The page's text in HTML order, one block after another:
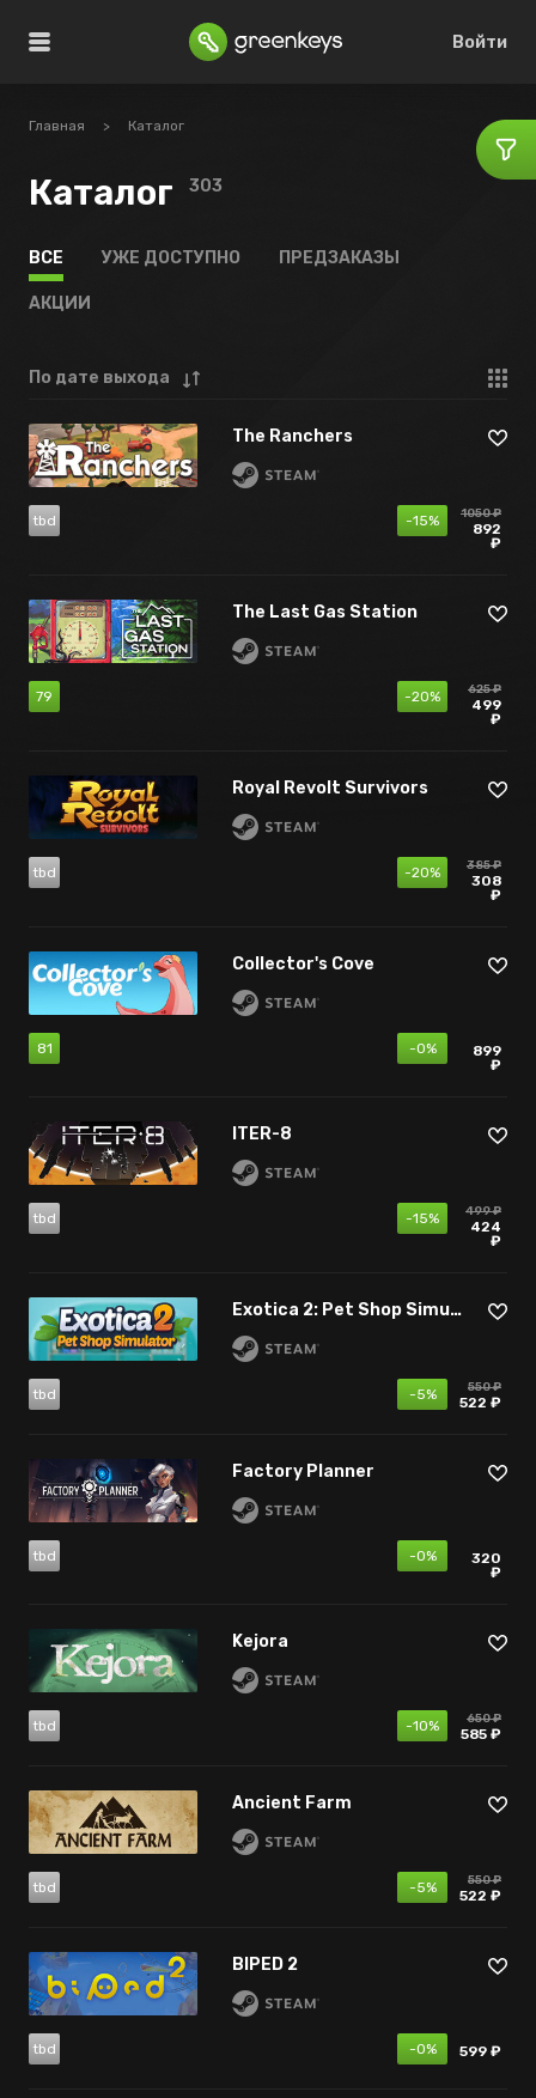
Войти
Главная > Каталог
Каталог 303
ВСЕ УЖЕ ДОСТУПНО ПРЕДЗАКАЗЫ
АКЦИИ
По дате выхода
The Ranchers
tbd -15% 1050 ₽
892
₽
The Last Gas Station
79 -20% 625 ₽
499
₽
Royal Revolt Survivors
tbd -20% 385 ₽
308
₽
Collector's Cove
81 -0%
899
₽
ITER-8
tbd -15% 499 ₽
424
₽
Exotica 2: Pet Shop Simulator
tbd -5% 550 ₽
522 ₽
Factory Planner
tbd -0%
320
₽
Kejora
tbd -10% 650 ₽
585 ₽
Ancient Farm
tbd -5% 550 ₽
522 ₽
BIPED 2
tbd -0% 599 ₽